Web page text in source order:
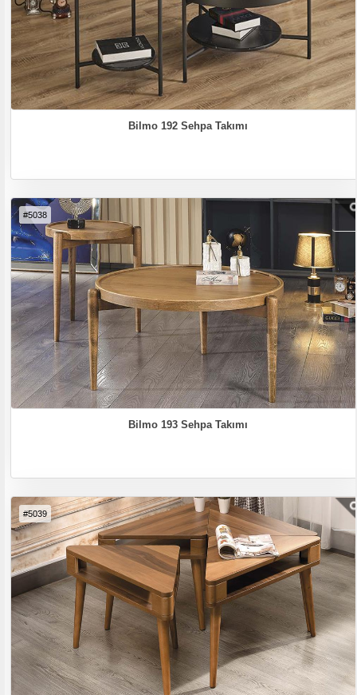
Bilmo 192 Sehpa Takımı
#5038
Bilmo 193 Sehpa Takımı
#5039